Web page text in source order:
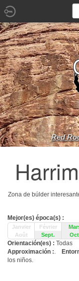
Red
Zona de búlder
Mejor(es) época(s) :
Janvier Février
Août
Sept.
Orientación(es) : Todas
Approximación :.
los niños.